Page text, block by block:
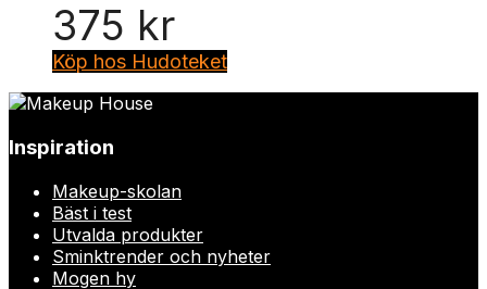
375 kr
Köp hos Hudoteket
Inspiration
Makeup-skolan
Bäst i test
Utvalda produkter
Sminktrender och nyheter
Mogen hy